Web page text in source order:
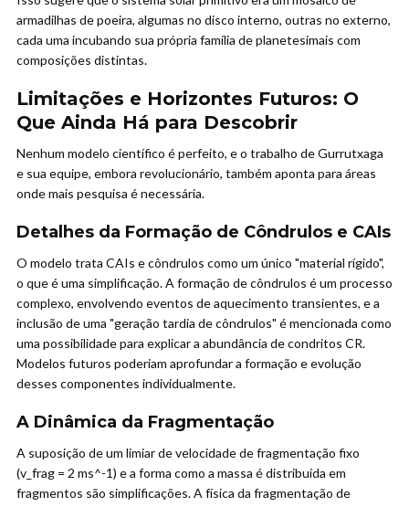
armadilhas de poeira, algumas no disco interno, outras no externo,
cada uma incubando sua própria família de planetesimais com
composições distintas.
Limitações e Horizontes Futuros: O
Que Ainda Há para Descobrir
Nenhum modelo científico é perfeito, e o trabalho de Gurrutxaga
e sua equipe, embora revolucionário, também aponta para áreas
onde mais pesquisa é necessária.
Detalhes da Formação de Côndrulos e CAIs
O modelo trata CAIs e côndrulos como um único "material rígido",
o que é uma simplificação. A formação de côndrulos é um processo
complexo, envolvendo eventos de aquecimento transientes, e a
inclusão de uma "geração tardia de côndrulos" é mencionada como
uma possibilidade para explicar a abundância de condritos CR.
Modelos futuros poderiam aprofundar a formação e evolução
desses componentes individualmente.
A Dinâmica da Fragmentação
A suposição de um limiar de velocidade de fragmentação fixo
(v_frag = 2 ms^-1) e a forma como a massa é distribuída em
fragmentos são simplificações. A física da fragmentação de